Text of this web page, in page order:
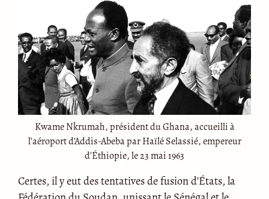
Kwame Nkrumah, président du Ghana, accueilli à
l’aéroport d’Addis-Abeba par Haïlé Selassié, empereur
d’Éthiopie, le 23 mai 1963
Certes, il y eut des tentatives de fusion d’États, la